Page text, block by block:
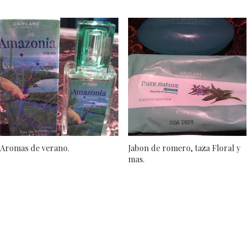
Aromas de verano.
Jabon de romero, taza Floral y
mas.